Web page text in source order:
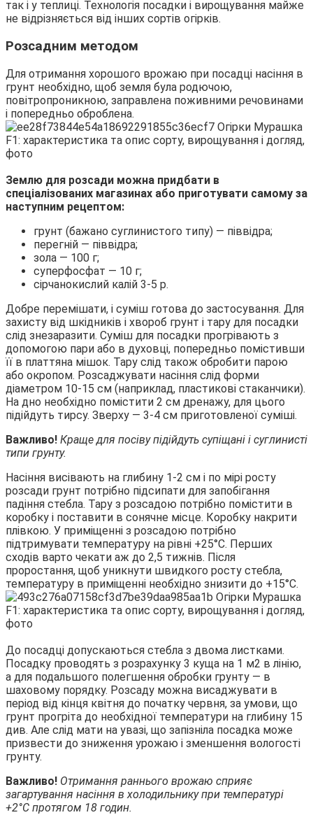
так і у теплиці. Технологія посадки і вирощування майже
не відрізняється від інших сортів огірків.
Розсадним методом
Для отримання хорошого врожаю при посадці насіння в
грунт необхідно, щоб земля була родючою,
повітропроникною, заправлена поживними речовинами
і попередньо оброблена.
Землю для розсади можна придбати в
спеціалізованих магазинах або приготувати самому за
наступним рецептом:
грунт (бажано суглинистого типу) — піввідра;
перегній — піввідра;
зола — 100 г;
суперфосфат — 10 г;
сірчанокислий калій 3-5 р.
Добре перемішати, і суміш готова до застосування. Для
захисту від шкідників і хвороб грунт і тару для посадки
слід знезаразити. Суміш для посадки прогрівають з
допомогою пари або в духовці, попередньо помістивши
її в платтяна мішок. Тару слід також обробити парою
або окропом. Розсаджувати насіння слід форми
діаметром 10-15 см (наприклад, пластикові стаканчики).
На дно необхідно помістити 2 см дренажу, для цього
підійдуть тирсу. Зверху — 3-4 см приготовленої суміші.
Важливо! Краще для посіву підійдуть супіщані і суглинисті
типи грунту.
Насіння висівають на глибину 1-2 см і по мірі росту
розсади грунт потрібно підсипати для запобігання
падіння стебла. Тару з розсадою потрібно помістити в
коробку і поставити в сонячне місце. Коробку накрити
плівкою. У приміщенні з розсадою потрібно
підтримувати температуру на рівні +25°С. Перших
сходів варто чекати аж до 2,5 тижнів. Після
проростання, щоб уникнути швидкого росту стебла,
температуру в приміщенні необхідно знизити до +15°С.
До посадці допускаються стебла з двома листками.
Посадку проводять з розрахунку 3 куща на 1 м2 в лінію,
а для подальшого полегшення обробки грунту — в
шаховому порядку. Розсаду можна висаджувати в
період від кінця квітня до початку червня, за умови, що
грунт прогріта до необхідної температури на глибину 15
див. Але слід мати на увазі, що запізніла посадка може
призвести до зниження урожаю і зменшення вологості
грунту.
Важливо! Отримання раннього врожаю сприяє
загартування насіння в холодильнику при температурі
+2°С протягом 18 годин.